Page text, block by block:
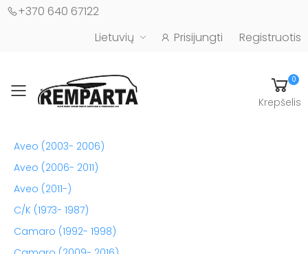
+370 640 67122
Lietuvių
Prisijungti Registruotis
Toggle mobile menu
0
Krepšelis
Aveo (2003- 2006)
Aveo (2006- 2011)
Aveo (2011-)
C/K (1973- 1987)
Camaro (1992- 1998)